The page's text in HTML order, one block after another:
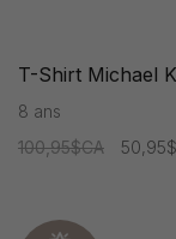
T-Shirt Michael
8 ans
100,95$CA